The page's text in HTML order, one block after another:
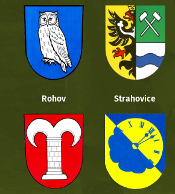
Rohov Strahovice